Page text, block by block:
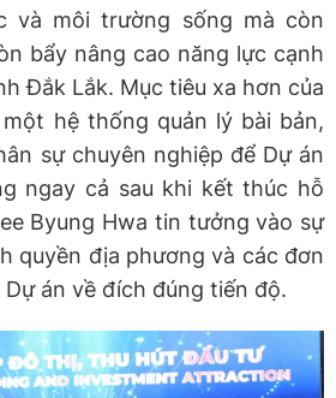
và môi trường sống mà còn
bẩy nâng cao năng lực cạnh
Đắk Lắk. Mục tiêu xa hơn của
hệ thống quản lý bài bản,
sự chuyên nghiệp để Dự án
ngay cả sau khi kết thúc hỗ
Byung Hwa tin tưởng vào sự
quyền địa phương và các đơn
án về đích đúng tiến độ.